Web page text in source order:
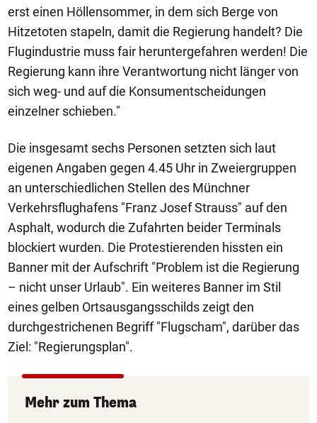
erst einen Höllensommer, in dem sich Berge von
Hitzetoten stapeln, damit die Regierung handelt? Die
Flugindustrie muss fair heruntergefahren werden! Die
Regierung kann ihre Verantwortung nicht länger von
sich weg- und auf die Konsumentscheidungen
einzelner schieben."
Die insgesamt sechs Personen setzten sich laut
eigenen Angaben gegen 4.45 Uhr in Zweiergruppen
an unterschiedlichen Stellen des Münchner
Verkehrsflughafens "Franz Josef Strauss" auf den
Asphalt, wodurch die Zufahrten beider Terminals
blockiert wurden. Die Protestierenden hissten ein
Banner mit der Aufschrift "Problem ist die Regierung
– nicht unser Urlaub". Ein weiteres Banner im Stil
eines gelben Ortsausgangsschilds zeigt den
durchgestrichenen Begriff "Flugscham", darüber das
Ziel: "Regierungsplan".
Mehr zum Thema